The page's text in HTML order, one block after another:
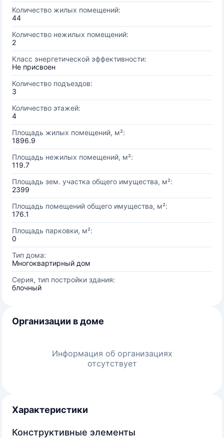
Количество жилых помещений:
44
Количество нежилых помещений:
2
Класс энергетической эффективности:
Не присвоен
Количество подъездов:
3
Количество этажей:
4
Площадь жилых помещений, м²:
1896.9
Площадь нежилых помещений, м²:
119.7
Площадь зем. участка общего имущества, м²:
2399
Площадь помещений общего имущества, м²:
176.1
Площадь парковки, м²:
0
Тип дома:
Многоквартирный дом
Серия, тип постройки здания:
блочный
Организации в доме
Информация об организациях
отсутствует
Характеристики
Конструктивные элементы